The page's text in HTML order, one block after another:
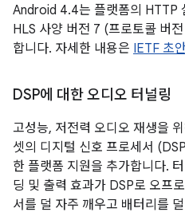
Android 4.4는 플랫폼의 HTTP
HLS 사양 버전 7 (프로토콜 버
합니다. 자세한 내용은 IETF 초
DSP에 대한 오디오 터널링
고성능, 저전력 오디오 재생을 위
셋의 디지털 신호 프로세서
한 플랫폼 지원을 추가합니다.
딩 및 출력 효과가 DSP로 오프
서를 덜 자주 깨우고 배터리를